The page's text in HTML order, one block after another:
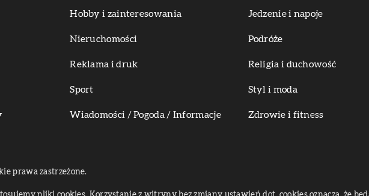
Hobby i zainteresowania Jedzenie i napoje
Nieruchomości Podróże
Reklama i druk Religia i duchowość
Sport Styl i moda
Wiadomości / Pogoda / Informacje Zdrowie i fitness
prawa zastrzeżone.